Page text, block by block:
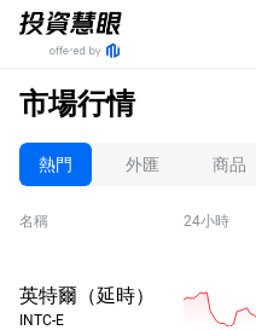
市場行情
熱門 外匯 商品
名稱 24小時
英特爾（延時）
INTC-E